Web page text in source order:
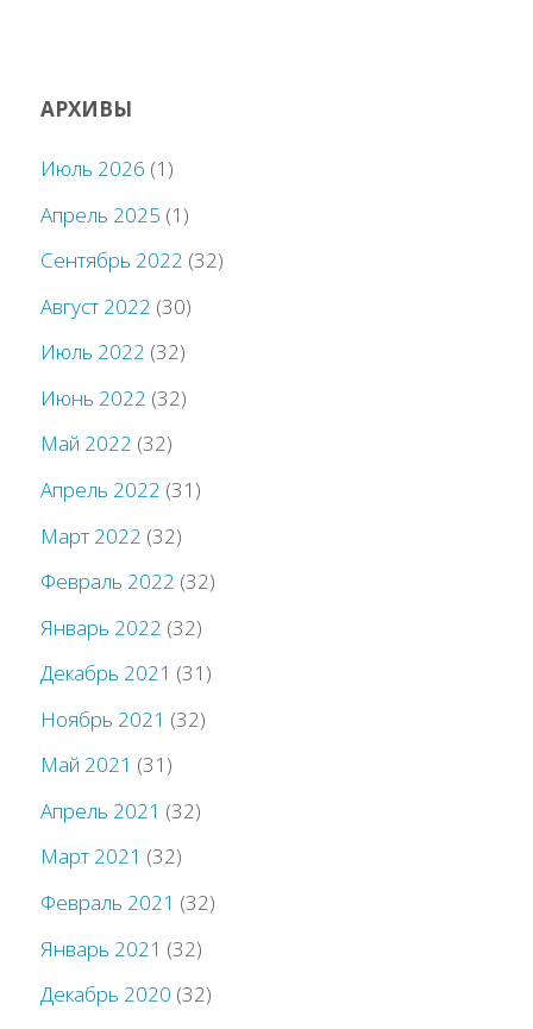
АРХИВЫ
Июль 2026 (1)
Апрель 2025 (1)
Сентябрь 2022 (32)
Август 2022 (30)
Июль 2022 (32)
Июнь 2022 (32)
Май 2022 (32)
Апрель 2022 (31)
Март 2022 (32)
Февраль 2022 (32)
Январь 2022 (32)
Декабрь 2021 (31)
Ноябрь 2021 (32)
Май 2021 (31)
Апрель 2021 (32)
Март 2021 (32)
Февраль 2021 (32)
Январь 2021 (32)
Декабрь 2020 (32)